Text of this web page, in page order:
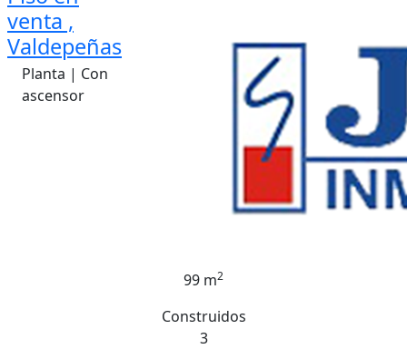
venta ,
Valdepeñas
Planta | Con
ascensor
99 m2
Construidos
3